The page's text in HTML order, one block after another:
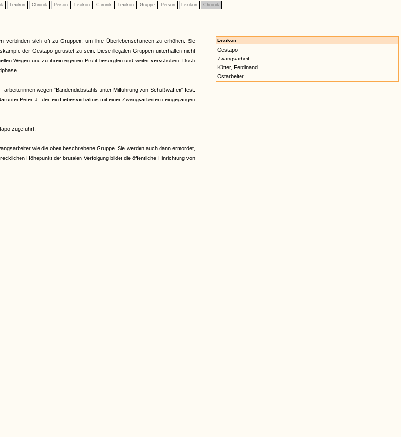
Lexikon Chronik Person Lexikon Chronik Lexikon Gruppe Person Lexikon Chronik
verbinden sich oft zu Gruppen, um ihre Überlebenschancen zu erhöhen. Sie
der Gestapo gerüstet zu sein. Diese illegalen Gruppen unterhalten nicht
Wegen und zu ihrem eigenen Profit besorgten und weiter verschoben. Doch
wegen "Bandendiebstahls unter Mitführung von Schußwaffen" fest.
Peter J., der ein Liebesverhältnis mit einer Zwangsarbeiterin eingegangen
zugeführt.
wie die oben beschriebene Gruppe. Sie werden auch dann ermordet,
Höhepunkt der brutalen Verfolgung bildet die öffentliche Hinrichtung von
Lexikon
Gestapo
Zwangsarbeit
Kütter, Ferdinand
Ostarbeiter